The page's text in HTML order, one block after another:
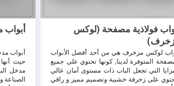
أبواب مدخل بناء مصفحة
أبواب مدخل البناء المصفحة تتميز بقوتها وصلابتها
حيث أنها توفر المزايا الكاملة المتوفرة في كل
مدخل البناء و يضاف إليها الصلابة و المتانة في
الصناعة والتي تعمل على توفير الأمان والراحة من